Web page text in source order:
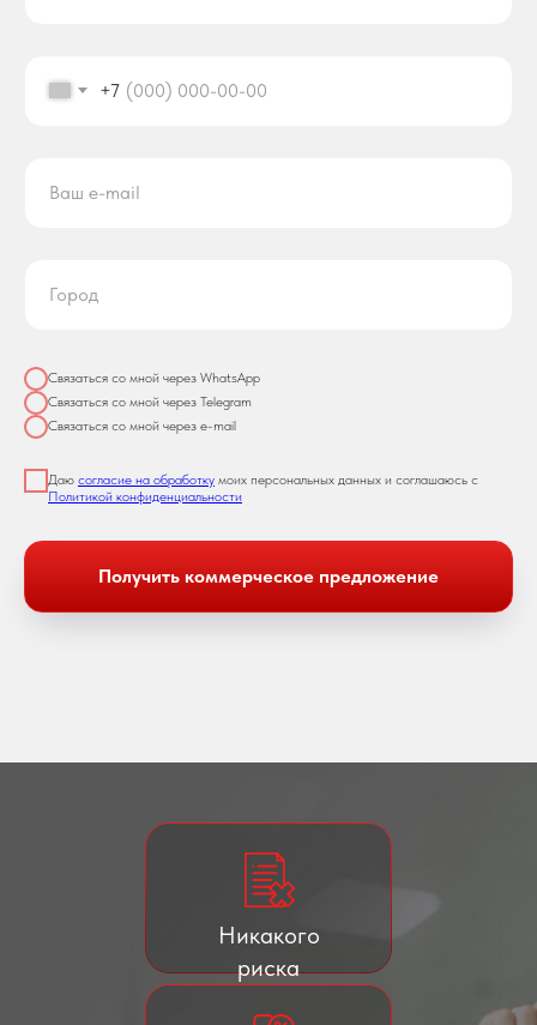
+7
Связаться со мной через WhatsApp
Связаться со мной через Telegram
Связаться со мной через e-mail
Даю согласие на обработку моих персональных данных и соглашаюсь с
Политикой конфиденциальности
Получить коммерческое предложение
Никакого
риска